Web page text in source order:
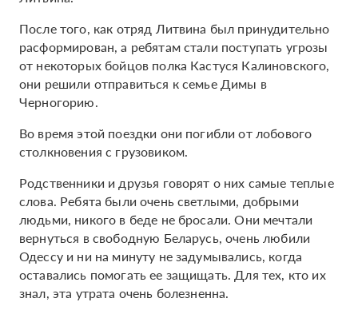
После того, как отряд Литвина был принудительно
расформирован, а ребятам стали поступать угрозы
от некоторых бойцов полка Кастуся Калиновского,
они решили отправиться к семье Димы в
Черногорию.
Во время этой поездки они погибли от лобового
столкновения с грузовиком.
Родственники и друзья говорят о них самые теплые
слова. Ребята были очень светлыми, добрыми
людьми, никого в беде не бросали. Они мечтали
вернуться в свободную Беларусь, очень любили
Одессу и ни на минуту не задумывались, когда
оставались помогать ее защищать. Для тех, кто их
знал, эта утрата очень болезненна.